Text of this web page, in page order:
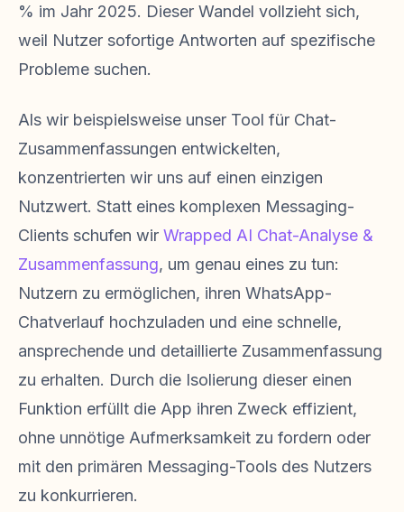
% im Jahr 2025. Dieser Wandel vollzieht sich,
weil Nutzer sofortige Antworten auf spezifische
Probleme suchen.
Als wir beispielsweise unser Tool für Chat-
Zusammenfassungen entwickelten,
konzentrierten wir uns auf einen einzigen
Nutzwert. Statt eines komplexen Messaging-
Clients schufen wir Wrapped AI Chat-Analyse &
Zusammenfassung, um genau eines zu tun:
Nutzern zu ermöglichen, ihren WhatsApp-
Chatverlauf hochzuladen und eine schnelle,
ansprechende und detaillierte Zusammenfassung
zu erhalten. Durch die Isolierung dieser einen
Funktion erfüllt die App ihren Zweck effizient,
ohne unnötige Aufmerksamkeit zu fordern oder
mit den primären Messaging-Tools des Nutzers
zu konkurrieren.